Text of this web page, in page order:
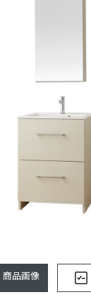
商品画像